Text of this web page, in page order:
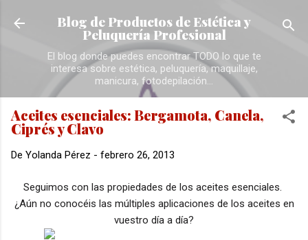
Ir al contenido principal
Blog de Productos de Estética y
Peluquería Profesional
El blog donde puedes encontrar TODO lo que te
interesa sobre estética, peluquería, maquillaje,
manicura, fotodepilación...
Aceites esenciales: Bergamota, Canela,
Ciprés y Clavo
De Yolanda Pérez - febrero 26, 2013
Seguimos con las propiedades de los aceites esenciales.
¿Aún no conocéis las múltiples aplicaciones de los aceites en
vuestro día a día?